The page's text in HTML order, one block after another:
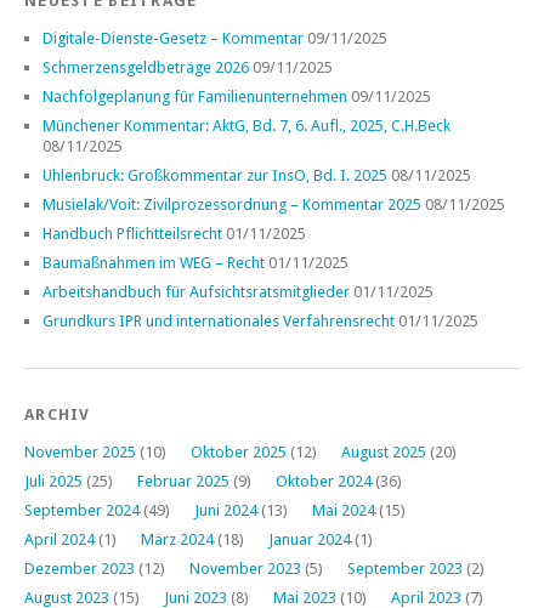
Digitale-Dienste-Gesetz – Kommentar 09/11/2025
Schmerzensgeldbeträge 2026 09/11/2025
Nachfolgeplanung für Familienunternehmen 09/11/2025
Münchener Kommentar: AktG, Bd. 7, 6. Aufl., 2025, C.H.Beck
08/11/2025
Uhlenbruck: Großkommentar zur InsO, Bd. I. 2025 08/11/2025
Musielak/Voit: Zivilprozessordnung – Kommentar 2025 08/11/2025
Handbuch Pflichtteilsrecht 01/11/2025
Baumaßnahmen im WEG – Recht 01/11/2025
Arbeitshandbuch für Aufsichtsratsmitglieder 01/11/2025
Grundkurs IPR und internationales Verfahrensrecht 01/11/2025
ARCHIV
November 2025 (10) Oktober 2025 (12) August 2025 (20)
Juli 2025 (25) Februar 2025 (9) Oktober 2024(36)
September 2024(49) Juni 2024(13) Mai 2024(15)
April 2024(1) März 2024(18) Januar 2024(1)
Dezember 2023 (12) November 2023 (5) September 2023 (2)
August 2023 (15) Juni 2023 (8) Mai 2023 (10) April 2023 (7)